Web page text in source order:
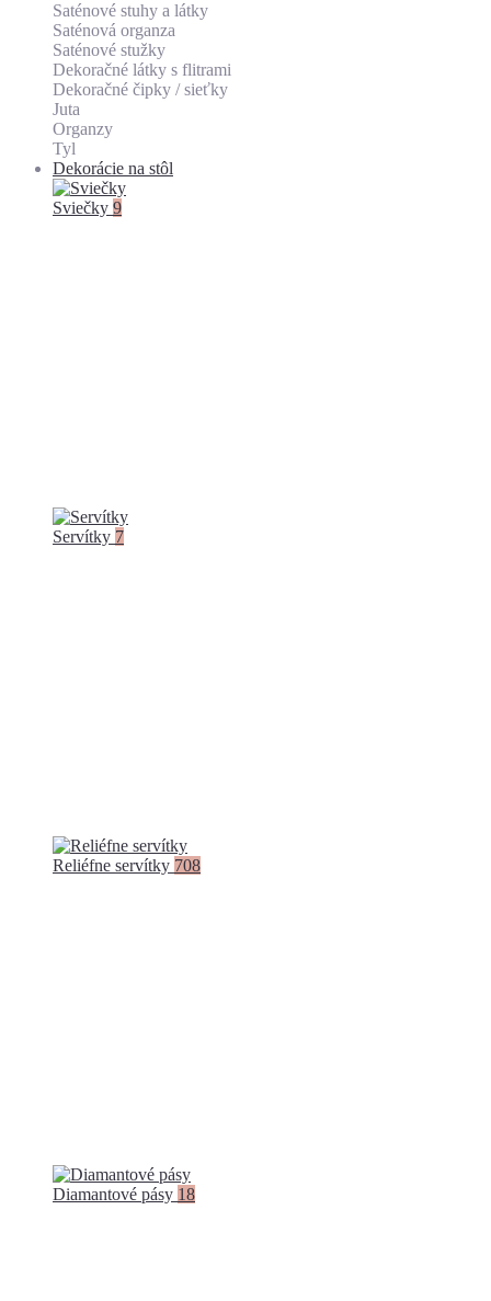
Saténové stuhy a látky
Saténová organza
Saténové stužky
Dekoračné látky s flitrami
Dekoračné čipky / sieťky
Juta
Organzy
Tyl
Dekorácie na stôl
Sviečky 9
Servítky 7
Reliéfne servítky 708
Diamantové pásy 18